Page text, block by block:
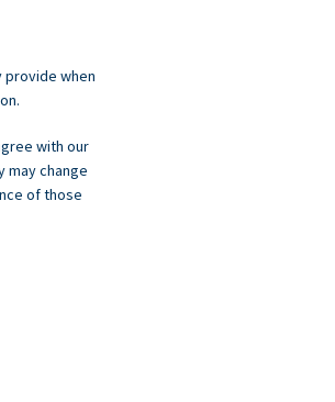
provide when
with our
may change
of those